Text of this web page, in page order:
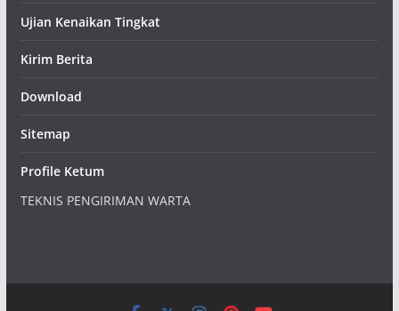
Ujian Kenaikan Tingkat
Kirim Berita
Download
Sitemap
Profile Ketum
TEKNIS PENGIRIMAN WARTA